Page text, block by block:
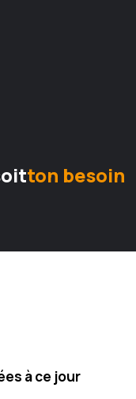
ton besoin
à ce jour